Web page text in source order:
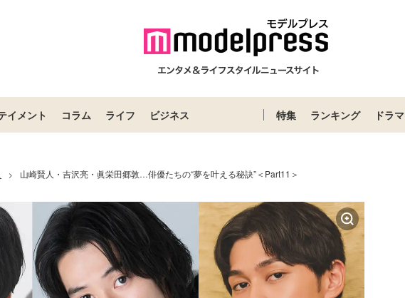
イメント コラム ライフ ビジネス 特集 ランキング ドラマ
> 山崎賢人・吉沢亮・眞栄田郷敦…俳優たちの“夢を叶える秘訣”＜Part11＞